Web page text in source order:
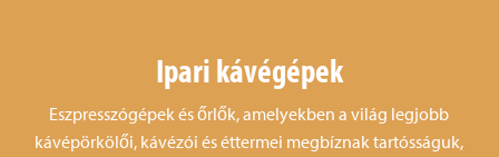
Ipari kávégépek
Eszpresszógépek és őrlők, amelyekben a világ legjobb
kávépörkölői, kávézói és éttermei megbíznak tartósságuk,